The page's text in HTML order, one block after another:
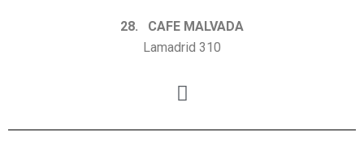
28. CAFE MALVADA
Lamadrid 310